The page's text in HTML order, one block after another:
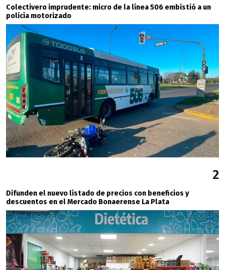
Colectivero imprudente: micro de la línea 506 embistió a un
policía motorizado
2
Difunden el nuevo listado de precios con beneficios y
descuentos en el Mercado Bonaerense La Plata